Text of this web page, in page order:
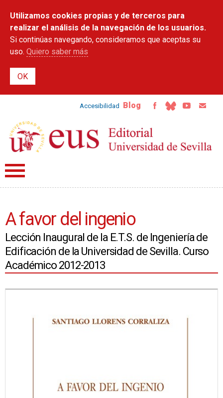
contenido
principal
Utilizamos cookies propias y de terceros para
realizar el análisis de la navegación de los usuarios.
Si continúas navegando, consideramos que aceptas su
uso. Quiero saber más
Accesibilidad Blog
A favor del ingenio
Lección Inaugural de la E.T.S. de Ingeniería de
Edificación de la Universidad de Sevilla. Curso
Académico 2012-2013